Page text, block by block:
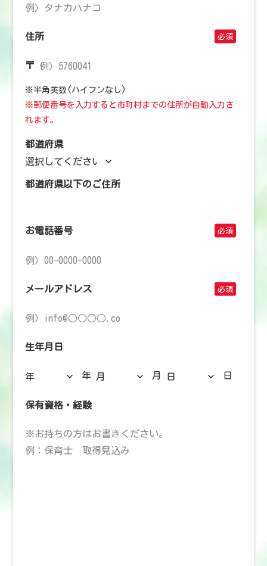
住所
〒
※半角英数(ハイフンなし)
※郵便番号を入力すると市町村までの住所が自動入力さ
れます。
都道府県
都道府県以下のご住所
お電話番号
メールアドレス
生年月日
年 月 日
保有資格・経験